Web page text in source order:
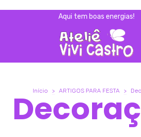
Aqui tem boas energias!
Início > ARTIGOS PARA FESTA >